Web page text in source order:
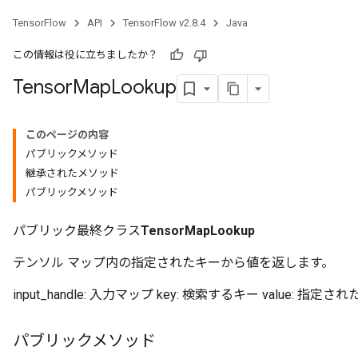
TensorFlow API TensorFlow v2.8.4 Java
この情報は役に立ちましたか？
TensorMapLookup
このページの内容
パブリックメソッド
継承されたメソッド
パブリックメソッド
パブリック最終クラスTensorMapLookup
テンソル マップ内の指定されたキーから値を返します。
input_handle: 入力マップ key: 検索するキー value: 指定され
パブリックメソッド